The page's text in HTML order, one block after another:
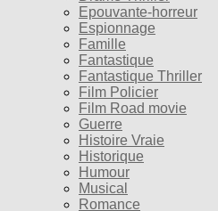
Epouvante-horreur
Espionnage
Famille
Fantastique
Fantastique Thriller
Film Policier
Film Road movie
Guerre
Histoire Vraie
Historique
Humour
Musical
Romance